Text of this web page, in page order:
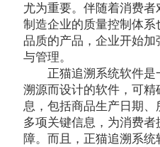
尤为重要。伴随着消费者
制造企业的质量控制体
品质的产品，企业开始
与管理。
正猫追溯系统软件
溯源而设计的软件，可精
息，包括商品生产日期
多项关键信息，为消费
障。而且，正猫追溯系